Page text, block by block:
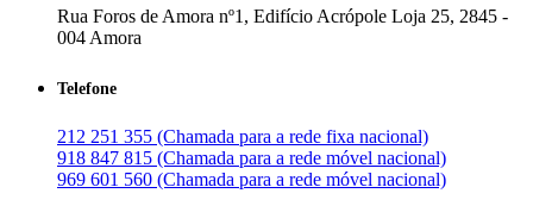
Rua Foros de Amora nº1, Edifício Acrópole Loja 25, 2845 -
004 Amora
Telefone
212 251 355 (Chamada para a rede fixa nacional)
918 847 815 (Chamada para a rede móvel nacional)
969 601 560 (Chamada para a rede móvel nacional)